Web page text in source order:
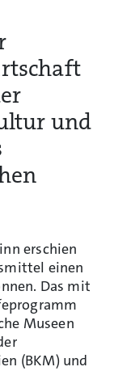
und
erschien
einen
Das mit
Museen
(BKM) und